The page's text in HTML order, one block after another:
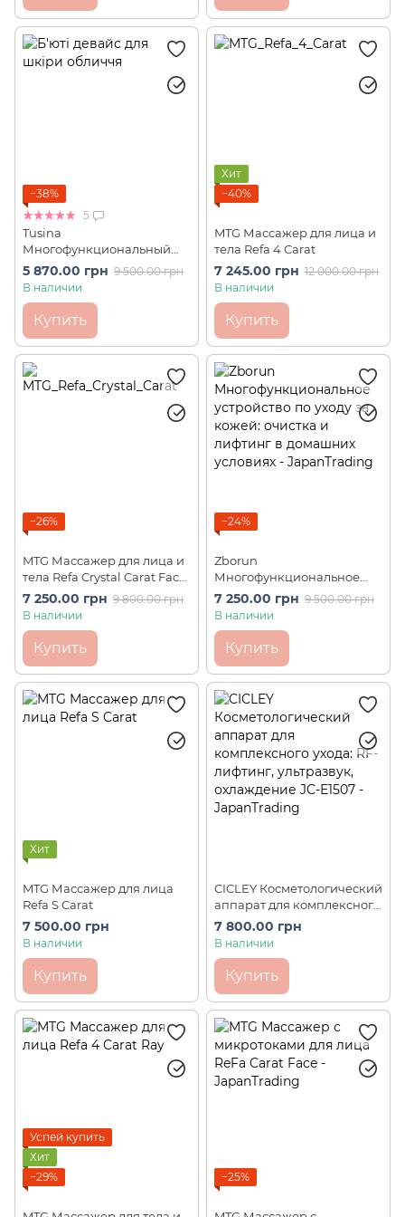
−38%
5
Tusina
Многофункциональный
аппарат для кожи лица
Facial Beauty Device
5 870.00 грн 9 500.00 грн
В наличии
Купить
Хит
−40%
MTG Массажер для лица и
тела Refa 4 Carat
7 245.00 грн 12 000.00 грн
В наличии
Купить
−26%
MTG Массажер для лица и
тела Refa Crystal Carat Face
Beauty
7 250.00 грн 9 800.00 грн
В наличии
Купить
−24%
Zborun
Многофункциональное
устройство по уходу за
кожей: очистка и лифтинг
7 250.00 грн 9 500.00 грн
В наличии
Купить
Хит
MTG Массажер для лица
Refa S Carat
7 500.00 грн
В наличии
Купить
CICLEY Косметологический
аппарат для комплексного
ухода: RF-лифтинг,
ультразвук, охлаждение
7 800.00 грн
В наличии
Купить
Успей купить
Хит
−29%
−25%